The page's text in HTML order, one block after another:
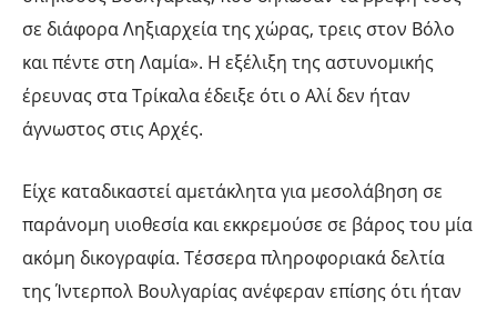
σε διάφορα Ληξιαρχεία της χώρας, τρεις στον Βόλο
και πέντε στη Λαμία». Η εξέλιξη της αστυνομικής
έρευνας στα Τρίκαλα έδειξε ότι ο Aλί δεν ήταν
άγνωστος στις Αρχές.
Είχε καταδικαστεί αμετάκλητα για μεσολάβηση σε
παράνομη υιοθεσία και εκκρεμούσε σε βάρος του μία
ακόμη δικογραφία. Τέσσερα πληροφοριακά δελτία
της Ίντερπολ Βουλγαρίας ανέφεραν επίσης ότι ήταν